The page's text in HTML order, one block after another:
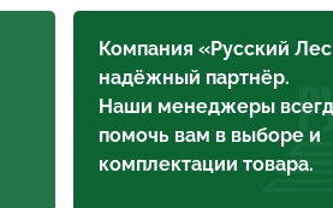
Компания «Русский
надёжный партнёр.
Наши менеджеры
помочь вам в выборе и
комплектации товара.